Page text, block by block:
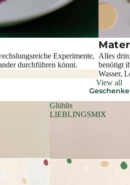
Geschenke
Experimente,
durchführen könnt.
Alles
benötigt
Wasser,
View all
Glühlis
LIEBLINGSMIX